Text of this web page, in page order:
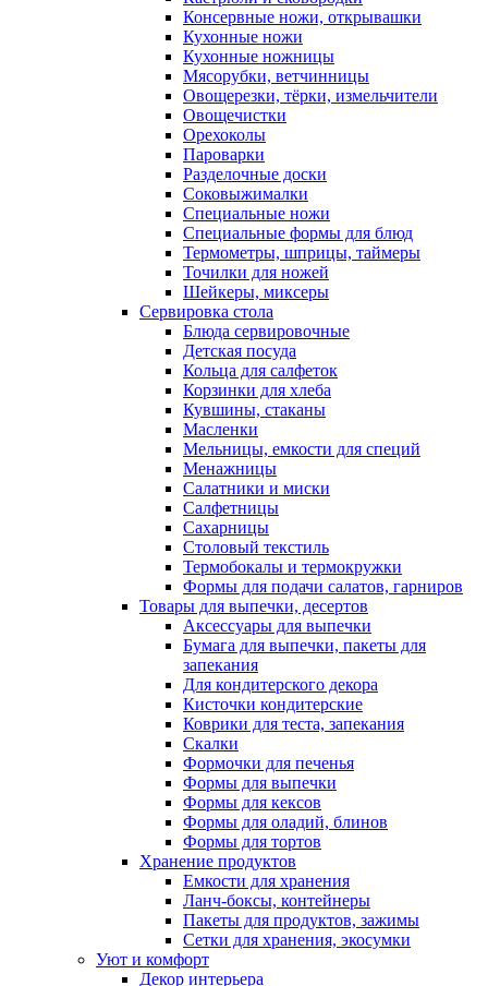
Консервные ножи, открывашки
Кухонные ножи
Кухонные ножницы
Мясорубки, ветчинницы
Овощерезки, тёрки, измельчители
Овощечистки
Орехоколы
Пароварки
Разделочные доски
Соковыжималки
Специальные ножи
Специальные формы для блюд
Термометры, шприцы, таймеры
Точилки для ножей
Шейкеры, миксеры
Сервировка стола
Блюда сервировочные
Детская посуда
Кольца для салфеток
Корзинки для хлеба
Кувшины, стаканы
Масленки
Мельницы, емкости для специй
Менажницы
Салатники и миски
Салфетницы
Сахарницы
Столовый текстиль
Термобокалы и термокружки
Формы для подачи салатов, гарниров
Товары для выпечки, десертов
Аксессуары для выпечки
Бумага для выпечки, пакеты для
запекания
Для кондитерского декора
Кисточки кондитерские
Коврики для теста, запекания
Скалки
Формочки для печенья
Формы для выпечки
Формы для кексов
Формы для оладий, блинов
Формы для тортов
Хранение продуктов
Емкости для хранения
Ланч-боксы, контейнеры
Пакеты для продуктов, зажимы
Сетки для хранения, экосумки
Уют и комфорт
Декор интерьера